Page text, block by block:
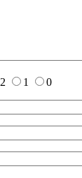
2 1 0